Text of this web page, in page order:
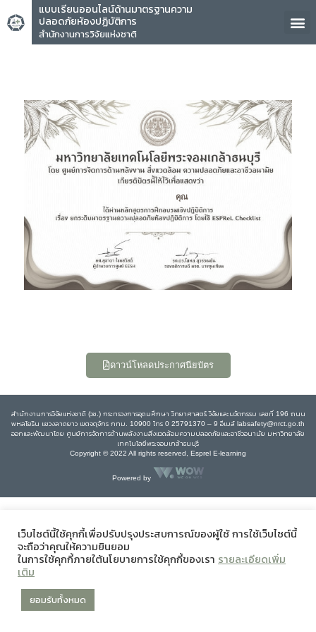
แบบเรียนออนไลน์ด้านมาตรฐานความ
ปลอดภัยห้องปฏิบัติการ
สำนักงานการวิจัยแห่งชาติ
คุณ
ดาวน์โหลดประกาศนียบัตร
สำนักงานการวิจัยแห่งชาติ (วช.) กระทรวงการอุดมศึกษา วิทยาศาสตร์ วิจัยและนวัตกรรม เลขที่ 196 ถนน
พหลโยธิน แขวงลาดยาว เขตจตุจักร กทม. 10900 โทร 0 25791370 – 9 อีเมล์ labsafety@nrct.go.th
ออกและพัฒนาโดย ศูนย์การจัดการด้านพลังงานสิ่งแวดล้อมความปลอดภัยและอาชีวอนามัย มหาวิทยาลัย
เทคโนโลยีพระจอมเกล้าธนบุรี
Copyright © 2022 All rights reserved, Esprel E-learning
Powered by
เว็บไซต์นี้ใช้คุกกี้เพื่อปรับปรุงประสบการณ์ของผู้ใช้ การใช้เว็บไซต์นี้
จะถือว่าคุณให้ความยินยอม
ในการใช้คุกกี้ภายใต้นโยบายการใช้คุกกี้ของเรา รายละเอียดเพิ่ม
เติม
ยอมรับทั้งหมด